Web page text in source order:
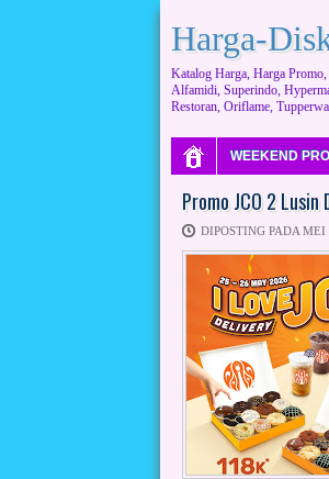
Harga-
Katalog Harga, Harga
Alfamidi, Superindo,
Restoran, Oriflame,
WEEKEND
Promo JCO 2
DIPOSTING PADA